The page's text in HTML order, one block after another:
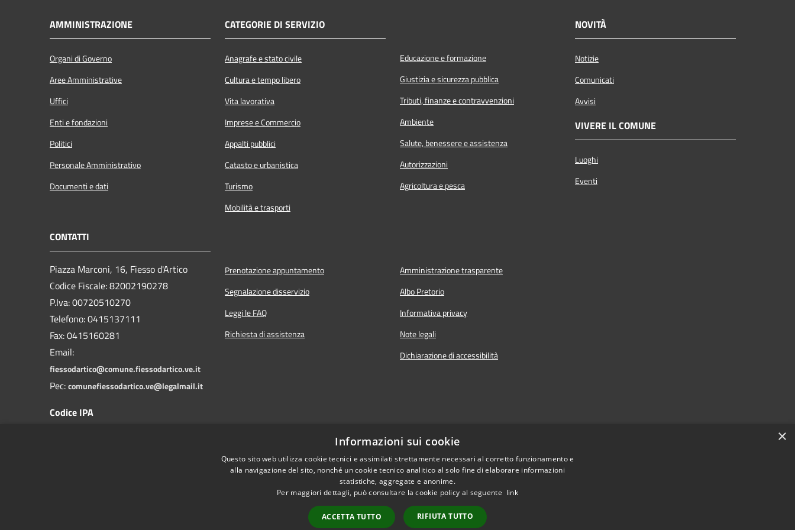
AMMINISTRAZIONE
Organi di Governo
Aree Amministrative
Uffici
Enti e fondazioni
Politici
Personale Amministrativo
Documenti e dati
CATEGORIE DI SERVIZIO
Anagrafe e stato civile
Cultura e tempo libero
Vita lavorativa
Imprese e Commercio
Appalti pubblici
Catasto e urbanistica
Turismo
Mobilità e trasporti
Educazione e formazione
Giustizia e sicurezza pubblica
Tributi, finanze e contravvenzioni
Ambiente
Salute, benessere e assistenza
Autorizzazioni
Agricoltura e pesca
NOVITÀ
Notizie
Comunicati
Avvisi
VIVERE IL COMUNE
Luoghi
Eventi
CONTATTI
Piazza Marconi, 16, Fiesso d'Artico
Codice Fiscale: 82002190278
P.Iva: 00720510270
Telefono:0415137111
Fax:0415160281
Email:
fiessodartico@comune.fiessodartico.ve.it
Pec:comunefiessodartico.ve@legalmail.it
Codice IPA
Prenotazione appuntamento
Segnalazione disservizio
Leggi le FAQ
Richiesta di assistenza
Amministrazione trasparente
Albo Pretorio
Informativa privacy
Note legali
Dichiarazione di accessibilità
×
Informazioni sui cookie
Questo sito web utilizza cookie tecnici e assimilati strettamente necessari al corretto funzionamento e
alla navigazione del sito, nonché un cookie tecnico analitico al solo fine di elaborare informazioni
statistiche, aggregate e anonime.
Per maggiori dettagli, può consultare la cookie policy al seguente link
ACCETTA TUTTO RIFIUTA TUTTO